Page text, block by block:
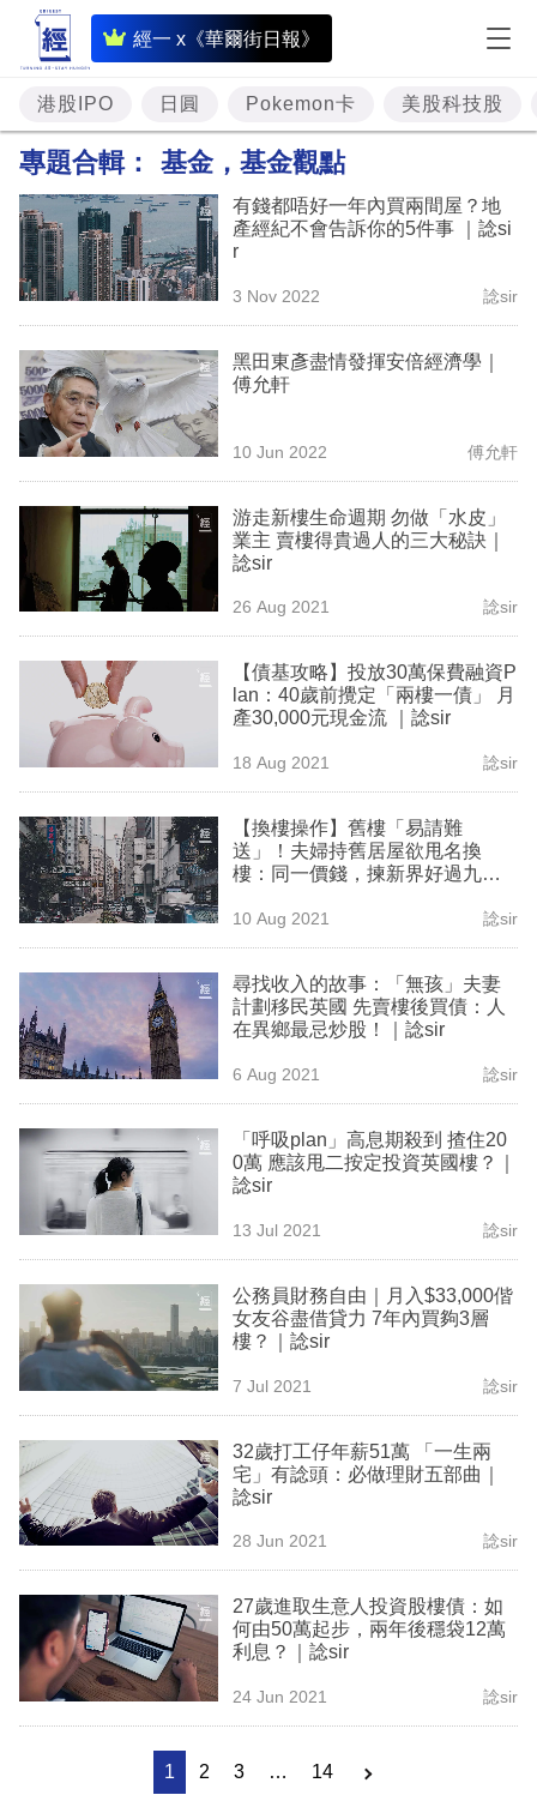
經一 x《華爾街日報》
即
時
財
經
題
投
資
樓
市
理
商
業
技
場
生
時
事
欄
訂
閱
區
港股IPO 日圓 Pokemon卡 美股科技股
專題合輯： 基金，基金觀點
有錢都唔好一年內買兩間屋？地
產經紀不會告訴你的5件事 ｜諗si
r
3 Nov 2022 諗sir
黑田東彥盡情發揮安倍經濟學｜
傅允軒
10 Jun 2022 傅允軒
游走新樓生命週期 勿做「水皮」
業主 賣樓得貴過人的三大秘訣｜
諗sir
26 Aug 2021 諗sir
【債基攻略】投放30萬保費融資P
lan：40歲前攪定「兩樓一債」 月
產30,000元現金流 ｜諗sir
18 Aug 2021 諗sir
【換樓操作】舊樓「易請難
送」！夫婦持舊居屋欲甩名換
樓：同一價錢，揀新界好過九
10 Aug 2021 諗sir
尋找收入的故事：「無孩」夫妻
計劃移民英國 先賣樓後買債：人
在異鄉最忌炒股！｜諗sir
6 Aug 2021 諗sir
「呼吸plan」高息期殺到 揸住20
0萬 應該甩二按定投資英國樓？｜
諗sir
13 Jul 2021 諗sir
公務員財務自由｜月入$33,000偕
女友谷盡借貸力 7年內買夠3層
樓？｜諗sir
7 Jul 2021 諗sir
32歲打工仔年薪51萬 「一生兩
宅」有諗頭：必做理財五部曲｜
諗sir
28 Jun 2021 諗sir
27歲進取生意人投資股樓債：如
何由50萬起步，兩年後穩袋12萬
利息？｜諗sir
24 Jun 2021 諗sir
1 2 3 … 14